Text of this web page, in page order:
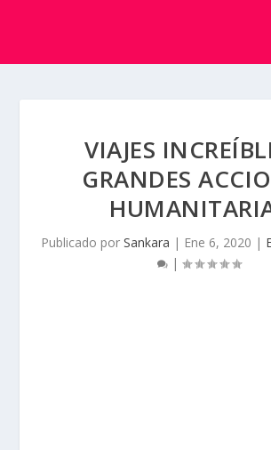
VIAJES
GRANDES
Publicado por Sankara | Ene 6, 2020 |
|